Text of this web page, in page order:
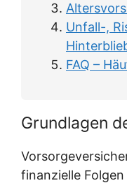
Unfall-,
FAQ –
Grundlagen
finanzielle